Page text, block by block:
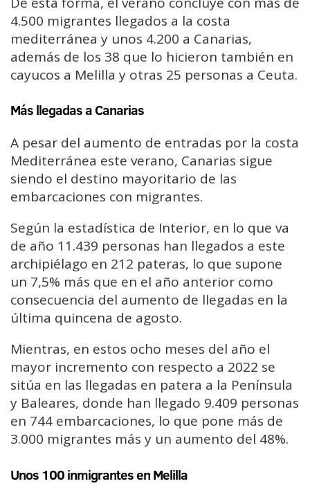
4.500 migrantes llegados a la costa
mediterránea y unos 4.200 a Canarias,
además de los 38 que lo hicieron también en
cayucos a Melilla y otras 25 personas a Ceuta.
Más llegadas a Canarias
A pesar del aumento de entradas por la costa
Mediterránea este verano, Canarias sigue
siendo el destino mayoritario de las
embarcaciones con migrantes.
Según la estadística de Interior, en lo que va
de año 11.439 personas han llegados a este
archipiélago en 212 pateras, lo que supone
un 7,5% más que en el año anterior como
consecuencia del aumento de llegadas en la
última quincena de agosto.
Mientras, en estos ocho meses del año el
mayor incremento con respecto a 2022 se
sitúa en las llegadas en patera a la Península
y Baleares, donde han llegado 9.409 personas
en 744 embarcaciones, lo que pone más de
3.000 migrantes más y un aumento del 48%.
Unos 100 inmigrantes en Melilla